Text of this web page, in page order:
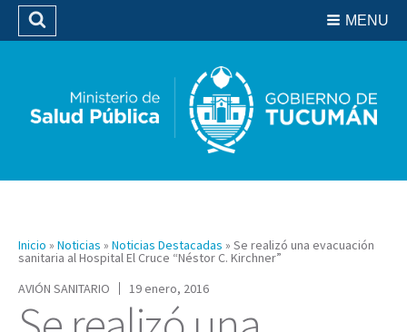
Biblioteca
MENU
Buscar
Inicio » Noticias » Noticias Destacadas » Se realizó una evacuación
sanitaria al Hospital El Cruce “Néstor C. Kirchner”
AVIÓN SANITARIO
19 enero, 2016